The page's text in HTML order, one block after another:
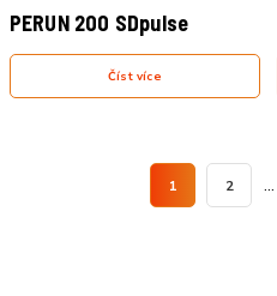
PERUN 200 SDpulse
Číst více
1 2 …